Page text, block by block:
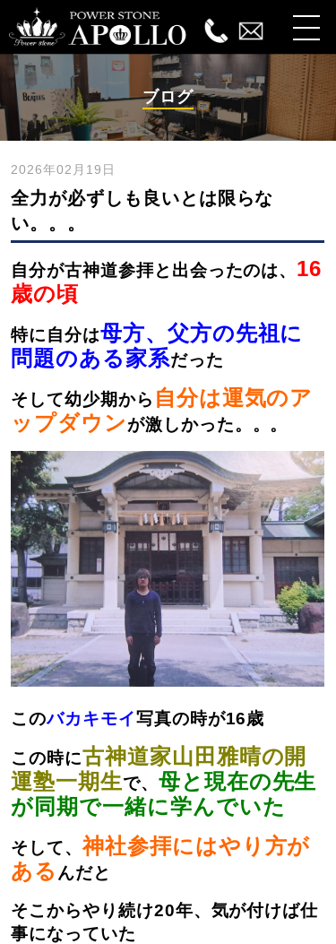
ブログ
2026年02月19日
全力が必ずしも良いとは限らな
い。。。
自分が古神道参拝と出会ったのは、 16
歳の頃
特に自分は母方、父方の先祖に
問題のある家系だった
そして幼少期から 自分は運気のア
ップダウンが激しかった。。。
このバカキモイ写真の時が16歳
この時に古神道家山田雅晴の開
運塾一期生で、 母と現在の先生
が同期で一緒に学んでいた
そして、神社参拝にはやり方が
ある んだと
そこからやり続け20年、気が付けば仕
事になっていた